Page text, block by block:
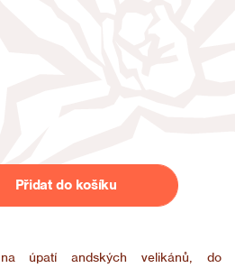
Přidat do košíku
úpatí andských velikánů, do